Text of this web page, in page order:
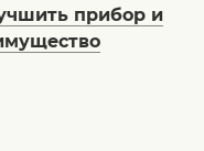
прибор и